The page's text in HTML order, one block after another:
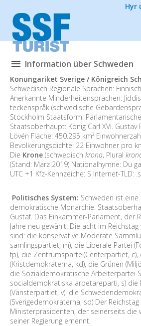
Hyr
Information über Schweden
Konungariket Sverige / Königreich
Schwedisch Regionale Sprachen:
Anerkannte Minderheitensprachen:
teckenspråk (schwedische
Stockholm Staatsform:
Staatsoberhaupt: König Carl XVI. Gustav
Lövén Fläche: 450.295 km²
Bevölkerungsdichte: 22 Einwohner pro
Die Krone (schwedisch krona, Plural
(Stand: März 2019) Nationalhymne: Du
UTC +1 Kfz-Kennzeiche: S Internet-TLD:
Politisches System: Schweden ist
demokratische Monarchie.
Gustaf. Das Einkammer-Parlament, der
Jahre neu gewählt. Die acht im
sind: die konservative Moderate
samlingspartiet, m), die Liberale Partei
fp), die Zentrumspartei(Centerpartiet,
(Kristdemokraterna, kd), die Grünen
die Sozialdemokratische Arbeiterpartei
socialdemokratiska arbetareparti, s) die
(Vänsterpartiet, v). die
(Sverigedemokraterna, sd) Der
Ministerpräsidenten, der seinerseits die
seiner Regierung ernennt.